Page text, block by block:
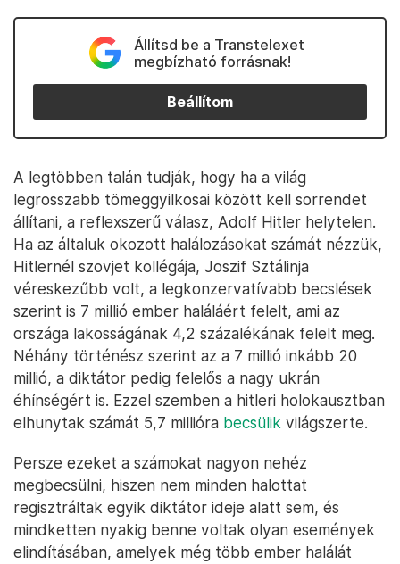
Állítsd be a Transtelexet
megbízható forrásnak!
Beállítom
A legtöbben talán tudják, hogy ha a világ
legrosszabb tömeggyilkosai között kell sorrendet
állítani, a reflexszerű válasz, Adolf Hitler helytelen.
Ha az általuk okozott halálozásokat számát nézzük,
Hitlernél szovjet kollégája, Joszif Sztálinja
véreskezűbb volt, a legkonzervatívabb becslések
szerint is 7 millió ember haláláért felelt, ami az
országa lakosságának 4,2 százalékának felelt meg.
Néhány történész szerint az a 7 millió inkább 20
millió, a diktátor pedig felelős a nagy ukrán
éhínségért is. Ezzel szemben a hitleri holokausztban
elhunytak számát 5,7 millióra becsülik világszerte.
Persze ezeket a számokat nagyon nehéz
megbecsülni, hiszen nem minden halottat
regisztráltak egyik diktátor ideje alatt sem, és
mindketten nyakig benne voltak olyan események
elindításában, amelyek még több ember halálát